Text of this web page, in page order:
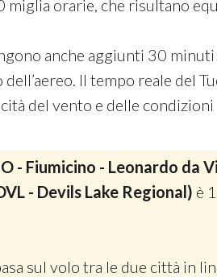
miglia orarie, che risultano
anche aggiunti 30
Il tempo reale del
del vento e delle condizioni
- Fiumicino - Leonardo da
- Devils Lake Regional) è
sul volo tra le due città in